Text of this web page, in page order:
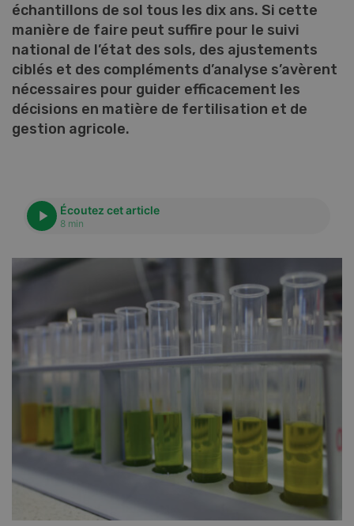
échantillons de sol tous les dix ans. Si cette
manière de faire peut suffire pour le suivi
national de l’état des sols, des ajustements
ciblés et des compléments d’analyse s’avèrent
nécessaires pour guider efficacement les
décisions en matière de fertilisation et de
gestion agricole.
Écoutez cet article
8 min